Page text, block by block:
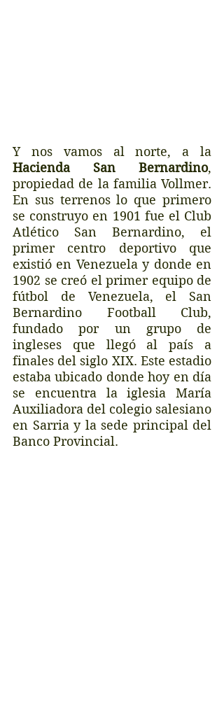
Hacienda San Bernardino,
propiedad de la familia Vollmer.
En sus terrenos lo que primero
se construyo en 1901 fue el Club
Atlético San Bernardino, el
primer centro deportivo que
existió en Venezuela y donde en
1902 se creó el primer equipo de
fútbol de Venezuela, el San
Bernardino Football Club,
fundado por un grupo de
ingleses que llegó al país a
finales del siglo XIX. Este estadio
estaba ubicado donde hoy en día
se encuentra la iglesia María
Auxiliadora del colegio salesiano
en Sarria y la sede principal del
Banco Provincial.